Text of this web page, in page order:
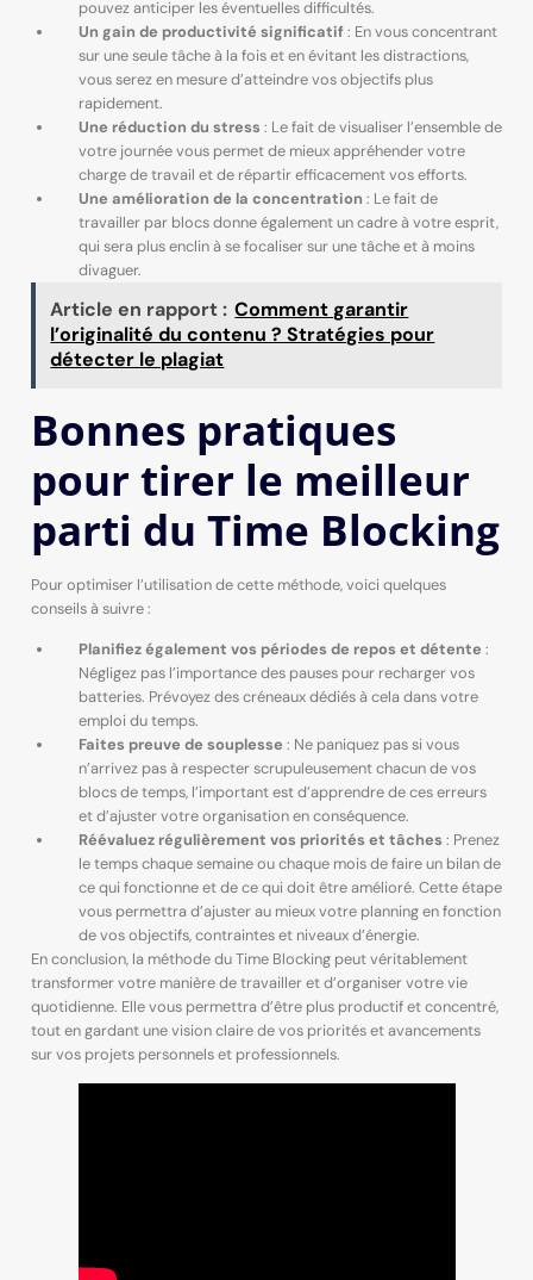
pouvez anticiper les éventuelles difficultés.
Un gain de productivité significatif: En vous concentrant
sur une seule tâche à la fois et en évitant les distractions,
vous serez en mesure d’atteindre vos objectifs plus
rapidement.
Une réduction du stress : Le fait de visualiser l’ensemble de
votre journée vous permet de mieux appréhender votre
charge de travail et de répartir efficacement vos efforts.
Une amélioration de la concentration : Le fait de
travailler par blocs donne également un cadre à votre esprit,
qui sera plus enclin à se focaliser sur une tâche et à moins
divaguer.
Article en rapport : Comment garantir
l’originalité du contenu ? Stratégies pour
détecter le plagiat
Bonnes pratiques
pour tirer le meilleur
parti du Time Blocking
Pour optimiser l’utilisation de cette méthode, voici quelques
conseils à suivre :
Planifiez également vos périodes de repos et détente :
Négligez pas l’importance des pauses pour recharger vos
batteries. Prévoyez des créneaux dédiés à cela dans votre
emploi du temps.
Faites preuve de souplesse : Ne paniquez pas si vous
n’arrivez pas à respecter scrupuleusement chacun de vos
blocs de temps, l’important est d’apprendre de ces erreurs
et d’ajuster votre organisation en conséquence.
Réévaluez régulièrement vos priorités et tâches : Prenez
le temps chaque semaine ou chaque mois de faire un bilan de
ce qui fonctionne et de ce qui doit être amélioré. Cette étape
vous permettra d’ajuster au mieux votre planning en fonction
de vos objectifs, contraintes et niveaux d’énergie.
En conclusion, la méthode du Time Blocking peut véritablement
transformer votre manière de travailler et d’organiser votre vie
quotidienne. Elle vous permettra d’être plus productif et concentré,
tout en gardant une vision claire de vos priorités et avancements
sur vos projets personnels et professionnels.